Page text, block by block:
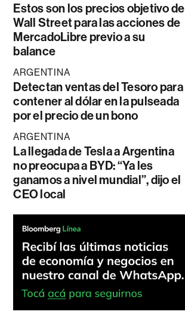
Estos son los precios objetivo de
Wall Street para las acciones de
MercadoLibre previo a su
balance
ARGENTINA
Detectan ventas del Tesoro para
contener al dólar en la pulseada
por el precio de un bono
ARGENTINA
La llegada de Tesla a Argentina
no preocupa a BYD: “Ya les
ganamos a nivel mundial”, dijo el
CEO local